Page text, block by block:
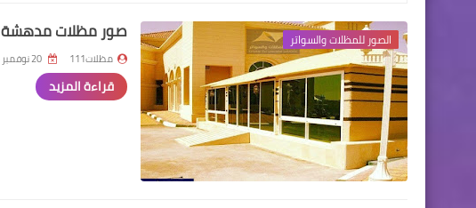
الصور للمظلات والسواتر صور مظلات مدهشة 1
مظلات111
قراءة المزيد